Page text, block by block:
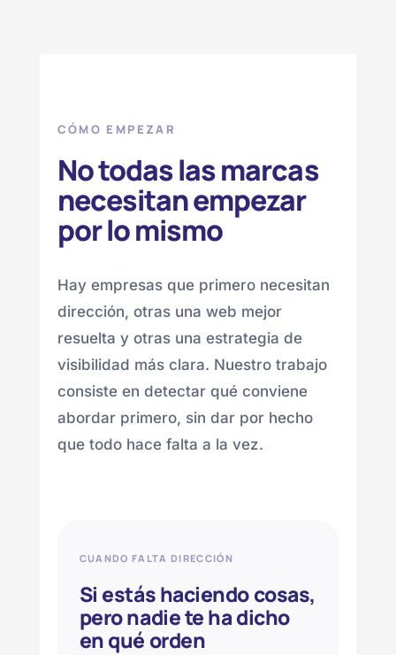
CÓMO EMPEZAR
No todas las marcas
necesitan empezar
por lo mismo
Hay empresas que primero necesitan
dirección, otras una web mejor
resuelta y otras una estrategia de
visibilidad más clara. Nuestro trabajo
consiste en detectar qué conviene
abordar primero, sin dar por hecho
que todo hace falta a la vez.
CUANDO FALTA DIRECCIÓN
Si estás haciendo cosas,
pero nadie te ha dicho
en qué orden